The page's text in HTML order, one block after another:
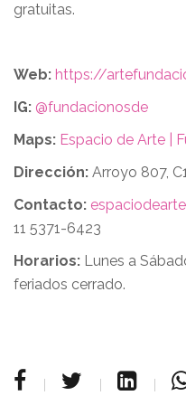
gratuitas.
Web: https://
IG: @fundacionosde
Maps: Espacio de Arte |
Dirección: Arroyo 807,
Contacto:
11 5371-6423
Horarios: Lunes a
feriados cerrado.